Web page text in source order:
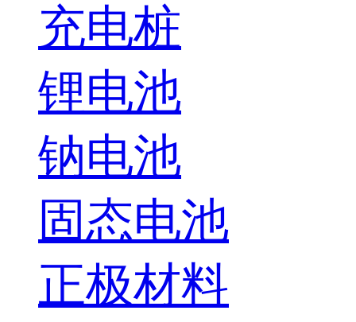
充电桩
锂电池
钠电池
固态电池
正极材料